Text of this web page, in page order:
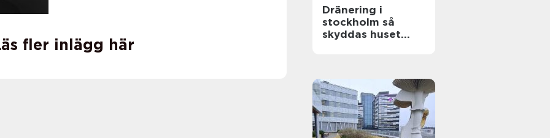
fler inlägg här
Dränering i
stockholm så
skyddas huset